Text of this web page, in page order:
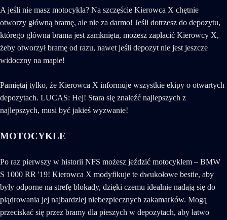
A jeśli nie masz motocykla? Na szczęście Kierowca X chętnie
otworzy główną bramę, ale nie za darmo! Jeśli dotrzesz do depozytu,
którego główna brama jest zamknięta, możesz zapłacić Kierowcy X,
żeby otworzył bramę od razu, nawet jeśli depozyt nie jest jeszcze
widoczny na mapie!
Pamiętaj tylko, że Kierowca X informuje wszystkie ekipy o otwartych
depozytach. LUCAS: Hej! Stara się znaleźć najlepszych z
najlepszych, musi być jakieś wyzwanie!
MOTOCYKLE
Po raz pierwszy w historii NFS możesz jeździć motocyklem – BMW
S 1000 RR '19! Kierowca X modyfikuje te dwukołowe bestie, aby
były odporne na strefę blokady, dzięki czemu idealnie nadają się do
plądrowania jej najbardziej niebezpiecznych zakamarków. Mogą
przeciskać się przez bramy dla pieszych w depozytach, aby łatwo